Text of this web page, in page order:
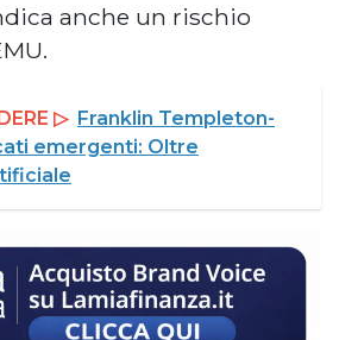
anche un rischio
▷ Franklin Templeton-
emergenti: Oltre